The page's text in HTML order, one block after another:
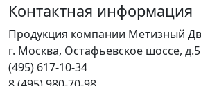
Контактная информация
Продукция компании Метизный
г. Москва, Остафьевское шоссе, д.5
(495) 617-10-34